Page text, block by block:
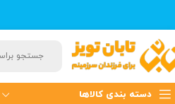
دسته بندی کالاها